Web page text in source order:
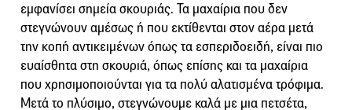
εμφανίσει σημεία σκουριάς. Τα μαχαίρια που δεν
στεγνώνουν αμέσως ή που εκτίθενται στον αέρα μετά
την κοπή αντικειμένων όπως τα εσπεριδοειδή, είναι πιο
ευαίσθητα στη σκουριά, όπως επίσης και τα μαχαίρια
που χρησιμοποιούνται για τα πολύ αλατισμένα τρόφιμα.
Μετά το πλύσιμο, στεγνώνουμε καλά με μια πετσέτα,